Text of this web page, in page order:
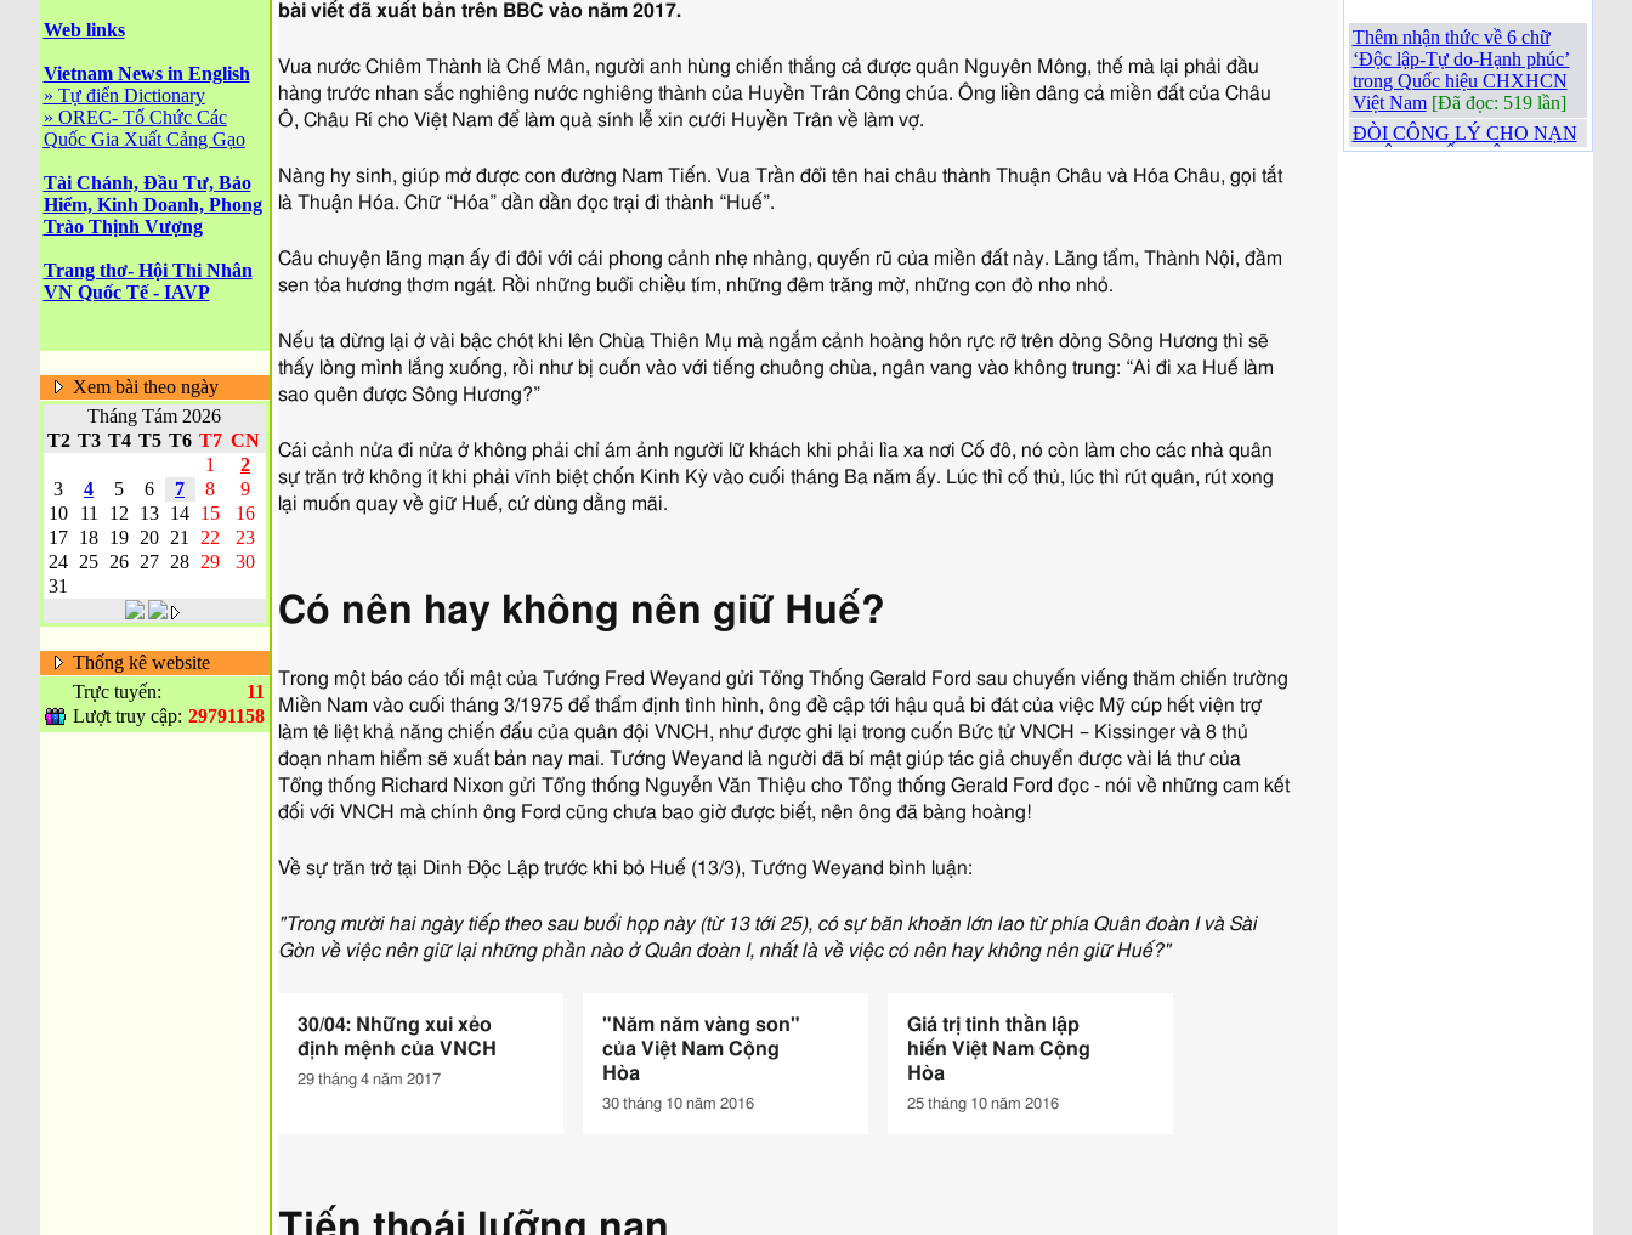
Web links
Vietnam News in English
» Tự điển Dictionary
» OREC- Tố Chức Các
Quốc Gia Xuất Cảng Gạo
Tài Chánh, Đầu Tư, Bảo
Hiểm, Kinh Doanh, Phong
Trào Thịnh Vượng
Trang thơ- Hội Thi Nhân
VN Quốc Tế - IAVP
Xem bài theo ngày
Tháng Tám 2026
T2 T3 T4 T5 T6 T7 CN
1
2
3
4 5 6 7 8
9
10
11 12 13 14 15
16
17 18 19 20 21 22
23
24 25 26 27 28 29
30
31
Thống kê website
Trực tuyến:
11
Lượt truy cập: 29791158
bài viết đã xuất bản trên BBC vào năm 2017.
Vua nước Chiêm Thành là Chế Mân, người anh hùng chiến thắng cả được quân Nguyên Mông, thế mà lại phải đầu
hàng trước nhan sắc nghiêng nước nghiêng thành của Huyền Trân Công chúa. Ông liền dâng cả miền đất của Châu
Ô, Châu Rí cho Việt Nam để làm quà sính lễ xin cưới Huyền Trân về làm vợ.
Nàng hy sinh, giúp mở được con đường Nam Tiến. Vua Trần đổi tên hai châu thành Thuận Châu và Hóa Châu, gọi tắt
là Thuận Hóa. Chữ “Hóa” dần dần đọc trại đi thành “Huế”.
Câu chuyện lãng mạn ấy đi đôi với cái phong cảnh nhẹ nhàng, quyến rũ của miền đất này. Lăng tẩm, Thành Nội, đầm
sen tỏa hương thơm ngát. Rồi những buổi chiều tím, những đêm trăng mờ, những con đò nho nhỏ.
Nếu ta dừng lại ở vài bậc chót khi lên Chùa Thiên Mụ mà ngắm cảnh hoàng hôn rực rỡ trên dòng Sông Hương thì sẽ
thấy lòng mình lắng xuống, rồi như bị cuốn vào với tiếng chuông chùa, ngân vang vào không trung: “Ai đi xa Huế làm
sao quên được Sông Hương?”
Cái cảnh nửa đi nửa ở không phải chỉ ám ảnh người lữ khách khi phải lìa xa nơi Cố đô, nó còn làm cho các nhà quân
sự trăn trở không ít khi phải vĩnh biệt chốn Kinh Kỳ vào cuối tháng Ba năm ấy. Lúc thì cố thủ, lúc thì rút quân, rút xong
lại muốn quay về giữ Huế, cứ dùng dằng mãi.
Có nên hay không nên giữ Huế?
Trong một báo cáo tối mật của Tướng Fred Weyand gửi Tổng Thống Gerald Ford sau chuyến viếng thăm chiến trường
Miền Nam vào cuối tháng 3/1975 để thẩm định tình hình, ông đề cập tới hậu quả bi đát của việc Mỹ cúp hết viện trợ
làm tê liệt khả năng chiến đấu của quân đội VNCH, như được ghi lại trong cuốn Bức tử VNCH – Kissinger và 8 thủ
đoạn nham hiểm sẽ xuất bản nay mai. Tướng Weyand là người đã bí mật giúp tác giả chuyển được vài lá thư của
Tổng thống Richard Nixon gửi Tổng thống Nguyễn Văn Thiệu cho Tổng thống Gerald Ford đọc - nói về những cam kết
đối với VNCH mà chính ông Ford cũng chưa bao giờ được biết, nên ông đã bàng hoàng!
Về sự trăn trở tại Dinh Độc Lập trước khi bỏ Huế (13/3), Tướng Weyand bình luận:
"Trong mười hai ngày tiếp theo sau buổi họp này (từ 13 tới 25), có sự băn khoăn lớn lao từ phía Quân đoàn I và Sài
Gòn về việc nên giữ lại những phần nào ở Quân đoàn I, nhất là về việc có nên hay không nên giữ Huế?"
30/04: Những xui xẻo
định mệnh của VNCH
29 tháng 4 năm 2017
"Năm năm vàng son"
của Việt Nam Cộng
Hòa
30 tháng 10 năm 2016
Giá trị tinh thần lập
hiến Việt Nam Cộng
Hòa
25 tháng 10 năm 2016
‘Độc lập-Tự do-Hạnh phúc’
trong Quốc hiệu CHXHCN
Việt Nam [Đã đọc: 519 lần]
ĐÒI CÔNG LÝ CHO NẠN
NHÂN CHẤT ĐỘC DA
CAM/DIOXIN VIỆT NAM